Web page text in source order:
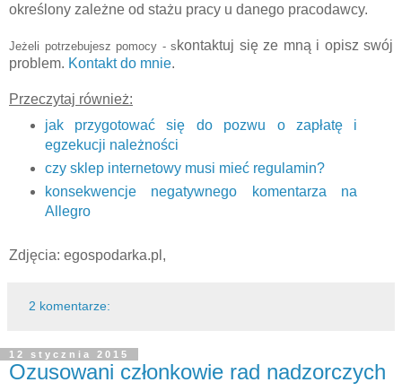
określony zależne od stażu pracy u danego pracodawcy.
Jeżeli potrzebujesz pomocy - s kontaktuj się ze mną i opisz swój
problem. Kontakt do mnie.
Przeczytaj również:
jak przygotować się do pozwu o zapłatę i
egzekucji należności
czy sklep internetowy musi mieć regulamin?
konsekwencje negatywnego komentarza na
Allegro
Zdjęcia: egospodarka.pl,
2 komentarze:
12 stycznia 2015
Ozusowani członkowie rad nadzorczych